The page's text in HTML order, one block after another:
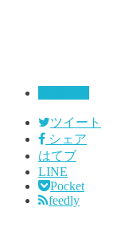
ツイート
シェア
はてブ
LINE
Pocket
feedly